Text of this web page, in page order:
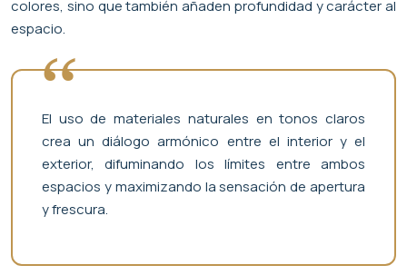
colores, sino que también añaden profundidad y carácter al
espacio.
El uso de materiales naturales en tonos claros
crea un diálogo armónico entre el interior y el
exterior, difuminando los límites entre ambos
espacios y maximizando la sensación de apertura
y frescura.